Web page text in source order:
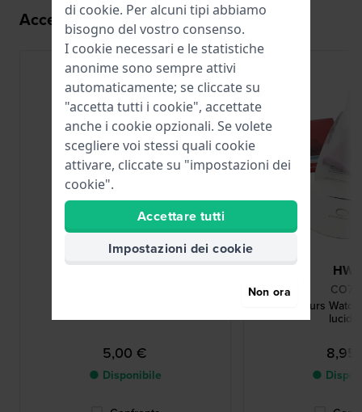
Accessori per il movimento E63.031
Renata
5,00 €
● Disponibile
Connoisseurs
8,95
●
di cookie. Per alcuni tipi abbiamo
bisogno del vostro consenso.
I cookie necessari e le statistiche
anonime sono sempre attivi
automaticamente; se cliccate su
"accetta tutti i cookie", accettate
anche i cookie opzionali. Se volete
scegliere voi stessi quali cookie
attivare, cliccate su "impostazioni dei
cookie".
Accettare tutti
Impostazioni dei cookie
Non ora